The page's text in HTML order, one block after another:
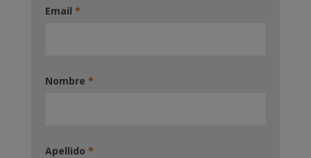
Email *
Nombre *
Apellido *